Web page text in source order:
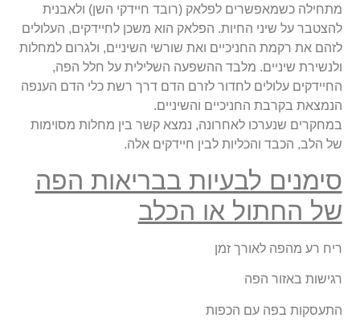
מתחילה כשמאפשרים לפלאק (רובד חיידקי השן) ולאבנית
להצטבר על שיני החיות. הפלאק הוא משכן לחיידקים, העלולים
לזהם את רקמת החניכיים ואת שורשי השיניים, ולגרום למחלות
ולנשירת שיניים. מלבד ההשפעה השלילית על חלל הפה,
החיידקים עלולים לחדור לזרם הדם דרך רשת כלי הדם הענפה
הנמצאת בקרבת החניכיים והשיניים.
במחקרים שנערכו לאחרונה, נמצא קשר בין מחלות מסוימות
של הלב, הכבד והכליות לבין חיידקים אלה.
סימנים לבעיות בבריאות הפה
של החתול או הכלב
ריח רע מהפה לאורך זמן
רגישות באזור הפה
התעסקות בפה עם הכפות